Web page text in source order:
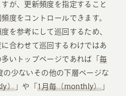
が、更新頻度を指定すること
度をコントロールできます。
を参考にして巡回するため、
合わせて巡回するわけではあ
いトップページであれば「 毎
の少ないその他の下層ページな
） 」や「1月毎（monthly）」